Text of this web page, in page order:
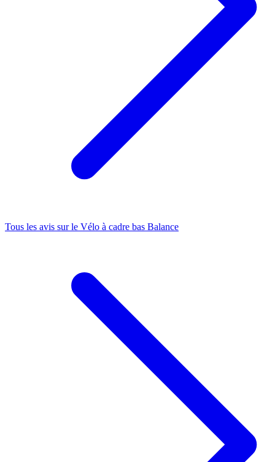
Tous les avis sur le Vélo à cadre bas Balance